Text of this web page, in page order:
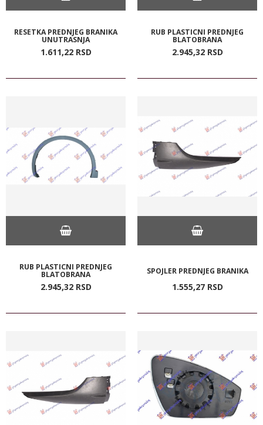
RESETKA PREDNJEG BRANIKA
UNUTRASNJA
1.611,22 RSD
RUB PLASTICNI PREDNJEG
BLATOBRANA
2.945,32 RSD
RUB PLASTICNI PREDNJEG
BLATOBRANA
2.945,32 RSD
SPOJLER PREDNJEG BRANIKA
1.555,27 RSD